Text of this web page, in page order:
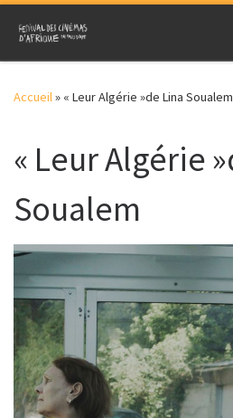
Skip to content
Accueil» « Leur Algérie »de Lina Soualem
« Leur Algérie
Soualem